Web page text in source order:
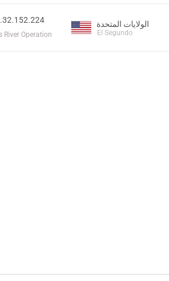
River Operation
الولايات المتحدة
El Segundo